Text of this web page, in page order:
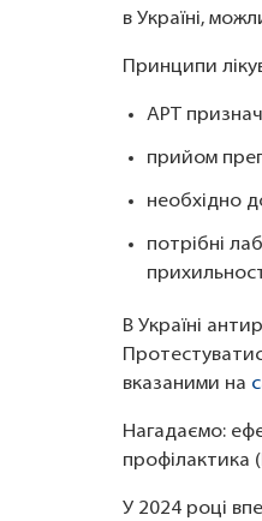
в Україні,
Принципи
АРТ
прийом
необхідно
потрібні
В Україні
вказаними на
Нагадаємо:
профілактика
У 2024 році